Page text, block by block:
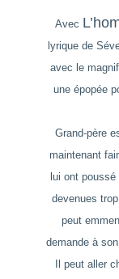
Avec
lyrique de
avec le
une épopée
Grand-père
maintenant
lui ont
devenues
peut
demande à
Il peut aller